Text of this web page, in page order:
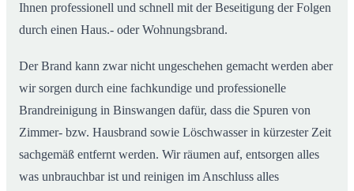
Ihnen professionell und schnell mit der Beseitigung der Folgen
durch einen Haus.- oder Wohnungsbrand.
Der Brand kann zwar nicht ungeschehen gemacht werden aber
wir sorgen durch eine fachkundige und professionelle
Brandreinigung in Binswangen dafür, dass die Spuren von
Zimmer- bzw. Hausbrand sowie Löschwasser in kürzester Zeit
sachgemäß entfernt werden. Wir räumen auf, entsorgen alles
was unbrauchbar ist und reinigen im Anschluss alles